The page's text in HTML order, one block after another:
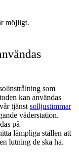
möjligt.
som
kan användas
tjänst solljustimmar
väderstation.
på
lämpliga ställen att
lutning de ska ha.